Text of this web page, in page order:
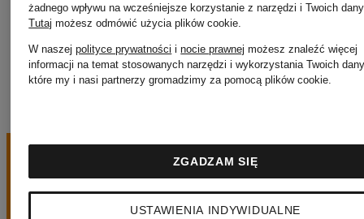
Patagonia
żadnego wpływu na wcześniejsze korzystanie z narzędzi i Twoich
Tutaj możesz odmówić użycia plików cookie
W naszejpolityce prywatności inocie prawnej możesz znaleźć więcej
informacji na temat stosowanych narzędzi i wykorzystania Twoich
które my i nasi partnerzy gromadzimy za pomocą plików cookie.
USTAWIENIA INDYWIDUALNE
ZGADZAM SIĘ